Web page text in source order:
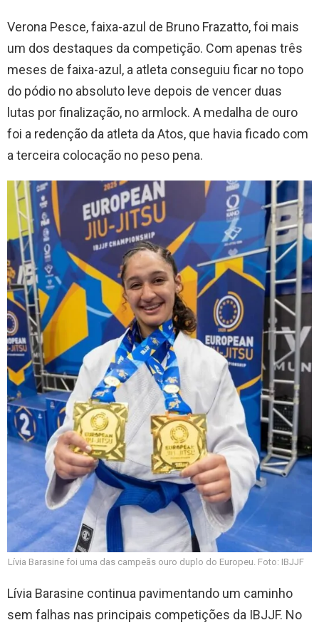
Verona Pesce, faixa-azul de Bruno Frazatto, foi mais
um dos destaques da competição. Com apenas três
meses de faixa-azul, a atleta conseguiu ficar no topo
do pódio no absoluto leve depois de vencer duas
lutas por finalização, no armlock. A medalha de ouro
foi a redenção da atleta da Atos, que havia ficado com
a terceira colocação no peso pena.
Lívia Barasine foi uma das campeãs ouro duplo do Europeu. Foto: IBJJF
Lívia Barasine continua pavimentando um caminho
sem falhas nas principais competições da IBJJF. No